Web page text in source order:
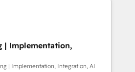
to online and offline sales
to optimize processes and meet
of Impresoft
and complementary
| Implementation,
| Implementation, Integration, AI